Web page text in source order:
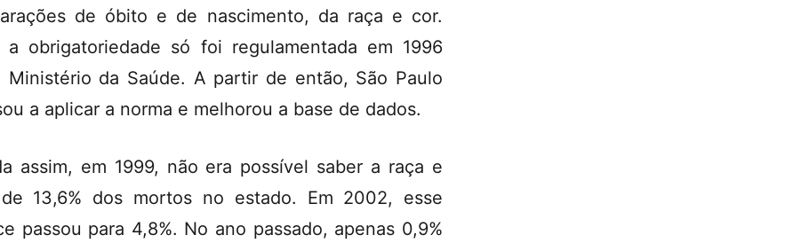
de óbito e de nascimento, da raça e cor.
a obrigatoriedade só foi regulamentada em 1996
Ministério da Saúde. A partir de então, São Paulo
a aplicar a norma e melhorou a base de dados.
assim, em 1999, não era possível saber a raça e
13,6% dos mortos no estado. Em 2002, esse
passou para 4,8%. No ano passado, apenas 0,9%